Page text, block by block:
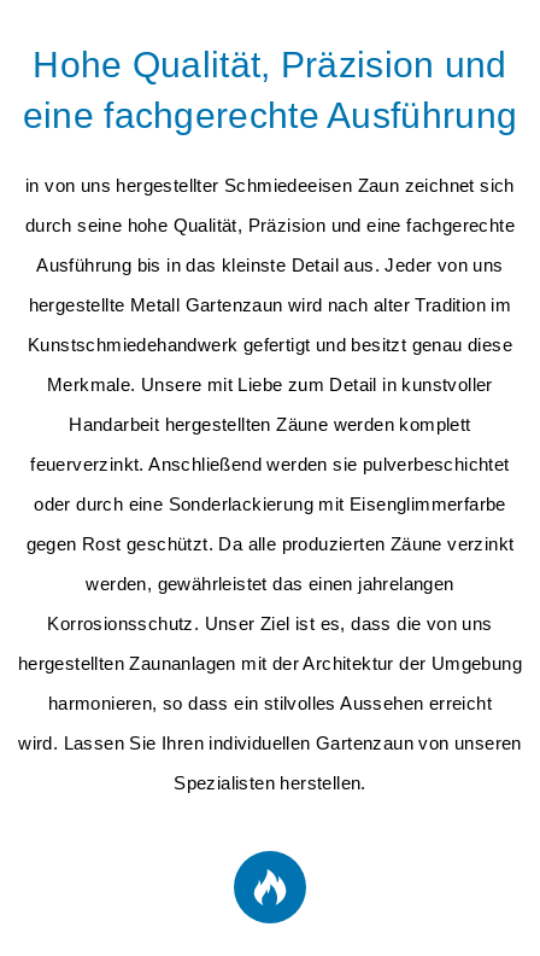
Hohe Qualität, Präzision und
eine fachgerechte Ausführung
in von uns hergestellter Schmiedeeisen Zaun zeichnet sich
durch seine hohe Qualität, Präzision und eine fachgerechte
Ausführung bis in das kleinste Detail aus. Jeder von uns
hergestellte Metall Gartenzaun wird nach alter Tradition im
Kunstschmiedehandwerk gefertigt und besitzt genau diese
Merkmale. Unsere mit Liebe zum Detail in kunstvoller
Handarbeit hergestellten Zäune werden komplett
feuerverzinkt. Anschließend werden sie pulverbeschichtet
oder durch eine Sonderlackierung mit Eisenglimmerfarbe
gegen Rost geschützt. Da alle produzierten Zäune verzinkt
werden, gewährleistet das einen jahrelangen
Korrosionsschutz. Unser Ziel ist es, dass die von uns
hergestellten Zaunanlagen mit der Architektur der Umgebung
harmonieren, so dass ein stilvolles Aussehen erreicht
wird. Lassen Sie Ihren individuellen Gartenzaun von unseren
Spezialisten herstellen.